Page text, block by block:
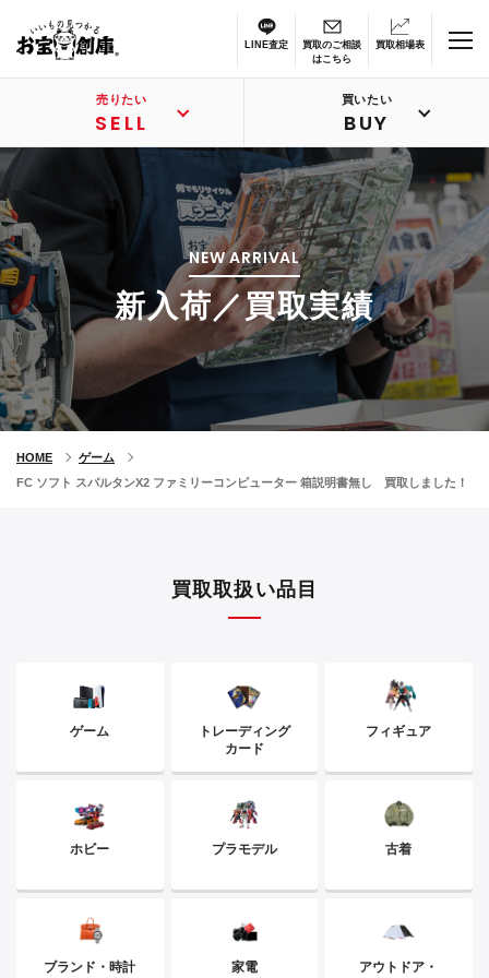
LINE査定
買取のご相談
はこちら
買取相場表
売りたい
SELL
買いたい
BUY
NEW ARRIVAL
新入荷／買取実績
HOME
ゲーム
FC ソフト スパルタンX2 ファミリーコンピューター 箱説明書無し 買取しました！
買取取扱い品目
ゲーム
トレーディング
カード
フィギュア
ホビー プラモデル 古着
ブランド・時計 家電
アウトドア・